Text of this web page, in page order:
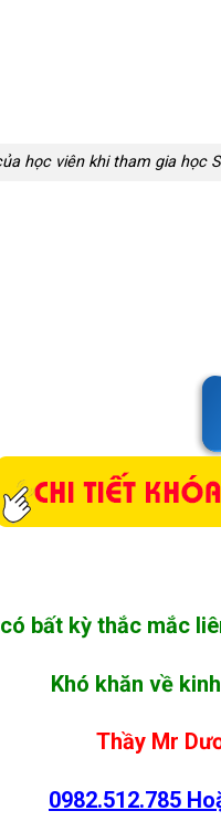
học viên khi tham gia học
bất kỳ thắc mắc
Khó khăn về
Thầy Mr
0982.512.785